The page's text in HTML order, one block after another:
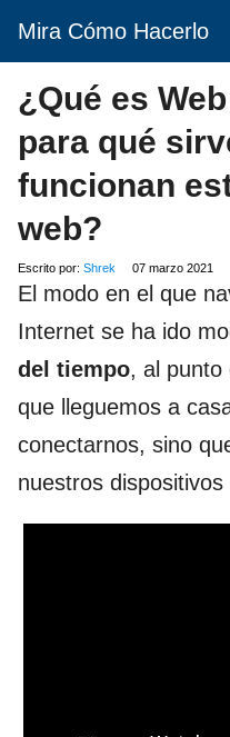
Mira Cómo Hacerlo
¿Qué es
para qué
funcionan
web?
Escrito por: Shrek 07 marzo 2021
El modo en el que
Internet se ha ido
del tiempo, al punto
que lleguemos a
conectarnos, sino
nuestros dispositivos